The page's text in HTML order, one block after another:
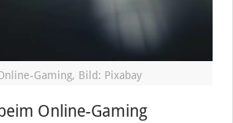
Gaming, Bild: Pixabay
Online-Gaming